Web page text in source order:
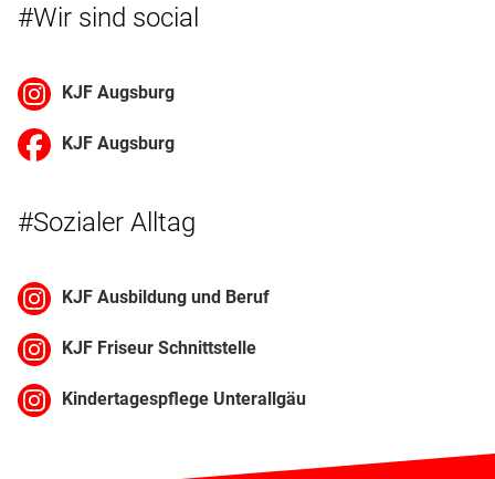
#Wir sind social
KJF Augsburg
KJF Augsburg
#Sozialer Alltag
KJF Ausbildung und Beruf
KJF Friseur Schnittstelle
Kindertagespflege Unterallgäu